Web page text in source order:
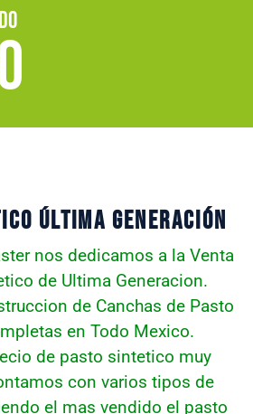
ÚLTIMA GENERACIÓN
nos dedicamos a la Venta
de Ultima Generacion.
de Canchas de Pasto
en Todo Mexico.
de pasto sintetico muy
con varios tipos de
el mas vendido el pasto